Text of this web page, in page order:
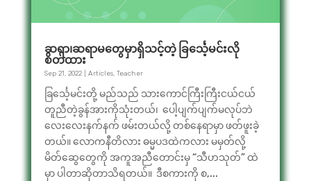
ဆရာ၊ဆရာမတွေမှာရှိသင့်တဲ့ ခြင်္သေ့မင်းလို
စိတ်ထား
Sep 21, 2022| Articles, Teacher
ခြင်္သေ့မင်းတို့ မည်သည် သားကောင်ကြီးကြီးငယ်ငယ်
တူညီတဲ့ခွန်အားကိုသုံးတယ်၊ ပေါ့ပျက်ပျက်မလုပ်ဘဲ
လေးလေးနက်နက် ဖမ်းတယ်လို့ တစ်နေရာမှာ ဖတ်ဖူးခဲ့
တယ်။ လောကနီတိလား ဓမ္မပဒထဲကလား မမှတ်လို့
မိတ်ဆွေတွေကို အကူအညီတောင်းမှ “သီဟသုတ်” ထဲ
မှာ ပါတာဆိုတာသိရတယ်။ ဒီစကားကို စ,...